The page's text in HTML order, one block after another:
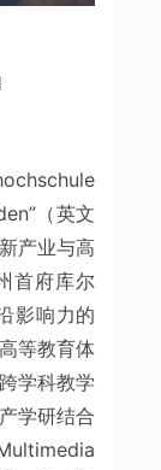
（英文
产业与高
首府库尔
影响力的
等教育体
学科教学
学研结合